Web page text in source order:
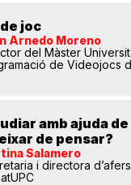
joc
Arnedo Moreno
del Màster
de Videojocs
amb ajuda
de pensar?
Salamero
i directora